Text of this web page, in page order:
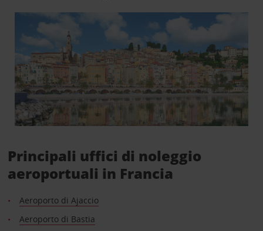
Principali uffici di noleggio
aeroportuali in Francia
Aeroporto di Ajaccio
Aeroporto di Bastia